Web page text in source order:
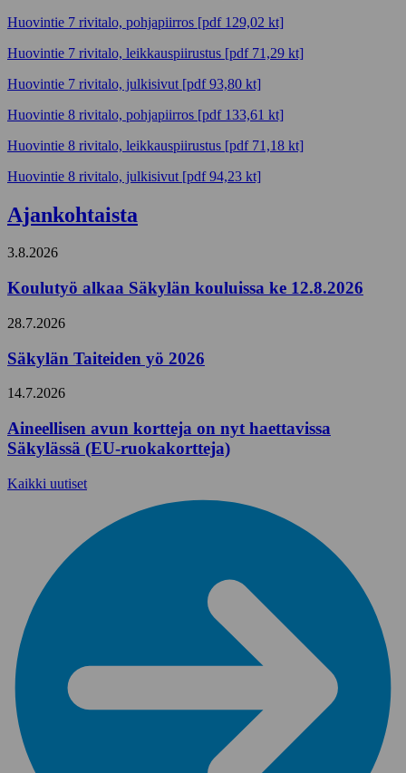
Huovintie 7 rivitalo, pohjapiirros [pdf 129,02 kt]
Huovintie 7 rivitalo, leikkauspiirustus [pdf 71,29 kt]
Huovintie 7 rivitalo, julkisivut [pdf 93,80 kt]
Huovintie 8 rivitalo, pohjapiirros [pdf 133,61 kt]
Huovintie 8 rivitalo, leikkauspiirustus [pdf 71,18 kt]
Huovintie 8 rivitalo, julkisivut [pdf 94,23 kt]
Ajankohtaista
3.8.2026
Koulutyö alkaa Säkylän kouluissa ke 12.8.2026
28.7.2026
Säkylän Taiteiden yö 2026
14.7.2026
Aineellisen avun kortteja on nyt haettavissa
Säkylässä (EU-ruokakortteja)
Kaikki uutiset